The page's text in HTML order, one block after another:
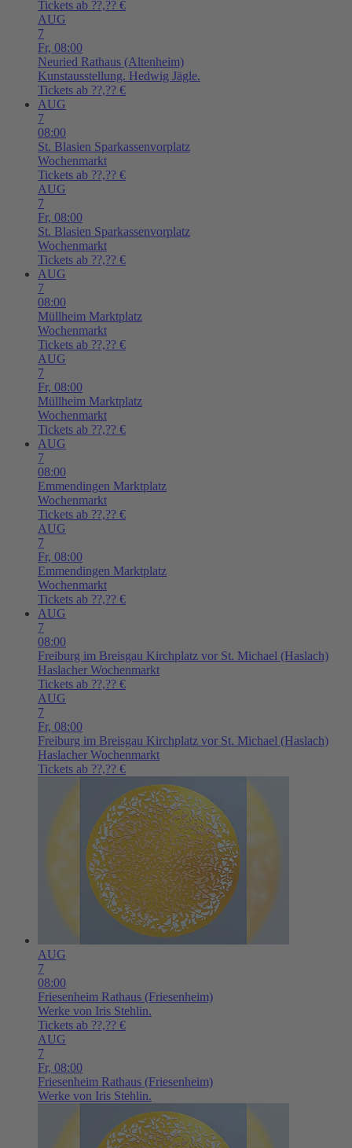
Tickets ab ??,?? €
AUG
7
Fr, 08:00
Neuried Rathaus (Altenheim)
Kunstausstellung. Hedwig Jägle.
Tickets ab ??,?? €
AUG
7
08:00
St. Blasien Sparkassenvorplatz
Wochenmarkt
Tickets ab ??,?? €
AUG
7
Fr, 08:00
St. Blasien Sparkassenvorplatz
Wochenmarkt
Tickets ab ??,?? €
AUG
7
08:00
Müllheim Marktplatz
Wochenmarkt
Tickets ab ??,?? €
AUG
7
Fr, 08:00
Müllheim Marktplatz
Wochenmarkt
Tickets ab ??,?? €
AUG
7
08:00
Emmendingen Marktplatz
Wochenmarkt
Tickets ab ??,?? €
AUG
7
Fr, 08:00
Emmendingen Marktplatz
Wochenmarkt
Tickets ab ??,?? €
AUG
7
08:00
Freiburg im Breisgau Kirchplatz vor St. Michael (Haslach)
Haslacher Wochenmarkt
Tickets ab ??,?? €
AUG
7
Fr, 08:00
Freiburg im Breisgau Kirchplatz vor St. Michael (Haslach)
Haslacher Wochenmarkt
Tickets ab ??,?? €
AUG
7
08:00
Friesenheim Rathaus (Friesenheim)
Werke von Iris Stehlin.
Tickets ab ??,?? €
AUG
7
Fr, 08:00
Friesenheim Rathaus (Friesenheim)
Werke von Iris Stehlin.